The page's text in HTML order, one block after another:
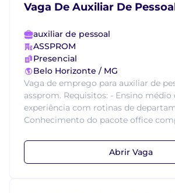
Vaga De Auxiliar De
auxiliar de pessoal
ASSPROM
Presencial
Belo Horizonte / MG
Vaga de emprego para auxiliar de
assprom. Requisitos: - Ensino
experiência com rotinas de
Conhecimento do pacote office
Abrir Vaga